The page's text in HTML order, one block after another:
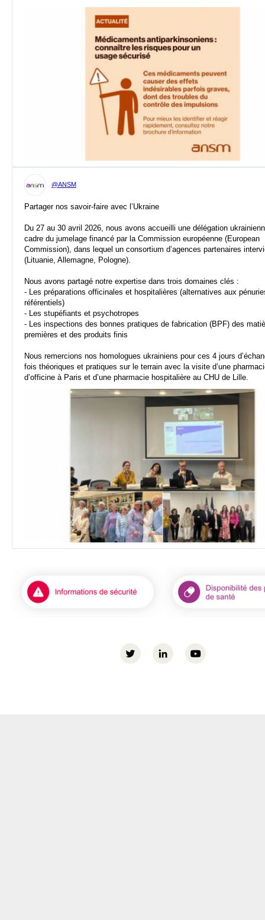
@ANSM
Partager nos savoir-faire avec l’Ukraine
Du 27 au 30 avril 2026, nous avons accueilli une délégation
cadre du jumelage financé par la Commission européenne (European
Commission), dans lequel un consortium d’agences partenaires
(Lituanie, Allemagne, Pologne).
Nous avons partagé notre expertise dans trois domaines clés :
- Les préparations officinales et hospitalières (alternatives aux
référentiels)
- Les stupéfiants et psychotropes
- Les inspections des bonnes pratiques de fabrication (BPF) des
premières et des produits finis
Nous remercions nos homologues ukrainiens pour ces 4 jours
fois théoriques et pratiques sur le terrain avec la visite d’une
d’officine à Paris et d’une pharmacie hospitalière au CHU de Lille.